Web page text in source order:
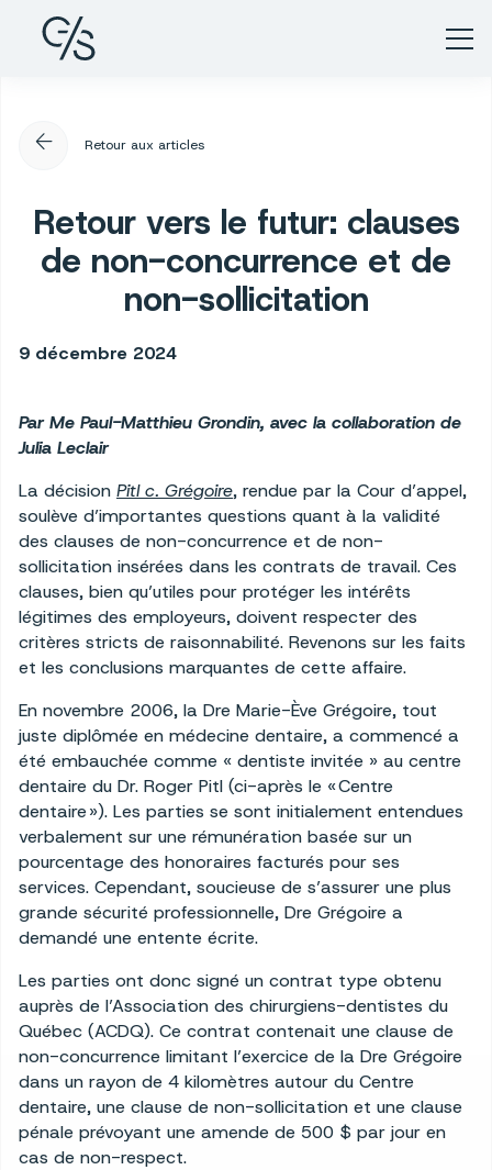
arrow_back Retour aux articles
Retour vers le futur: clauses
de non-concurrence et de
non-sollicitation
9 décembre 2024
Par Me Paul-Matthieu Grondin, avec la collaboration de
Julia Leclair
La décision Pitl c. Grégoire, rendue par la Cour d’appel,
soulève d’importantes questions quant à la validité
des clauses de non-concurrence et de non-
sollicitation insérées dans les contrats de travail. Ces
clauses, bien qu’utiles pour protéger les intérêts
légitimes des employeurs, doivent respecter des
critères stricts de raisonnabilité. Revenons sur les faits
et les conclusions marquantes de cette affaire.
En novembre 2006, la Dre Marie-Ève Grégoire, tout
juste diplômée en médecine dentaire, a commencé a
été embauchée comme « dentiste invitée » au centre
dentaire du Dr. Roger Pitl (ci-après le « Centre
dentaire »). Les parties se sont initialement entendues
verbalement sur une rémunération basée sur un
pourcentage des honoraires facturés pour ses
services. Cependant, soucieuse de s’assurer une plus
grande sécurité professionnelle, Dre Grégoire a
demandé une entente écrite.
Les parties ont donc signé un contrat type obtenu
auprès de l’Association des chirurgiens-dentistes du
Québec (ACDQ). Ce contrat contenait une clause de
non-concurrence limitant l’exercice de la Dre Grégoire
dans un rayon de 4 kilomètres autour du Centre
dentaire, une clause de non-sollicitation et une clause
pénale prévoyant une amende de 500 $ par jour en
cas de non-respect.